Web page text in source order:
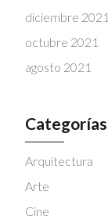
diciembre 2021
octubre 2021
agosto 2021
Categorías
Arquitectura
Arte
Cine